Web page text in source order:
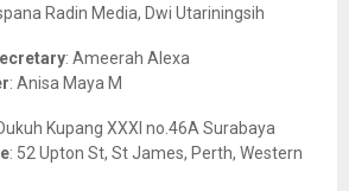
Radin Media, Dwi Utariningsih
: Ameerah Alexa
: Anisa Maya M
Kupang XXXI no.46A Surabaya
: 52 Upton St, St James, Perth, Western